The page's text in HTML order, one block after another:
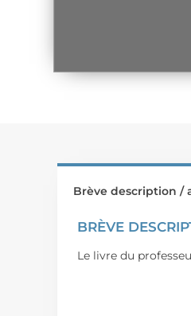
Brève description /
BRÈVE
Le livre du